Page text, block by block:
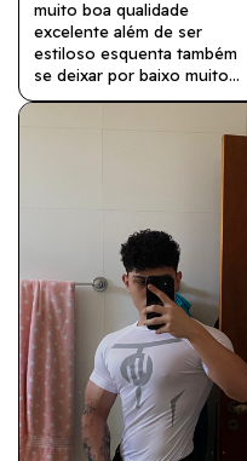
muito boa qualidade
excelente além de ser
estiloso esquenta também
se deixar por baixo muito
boa mesmo parabéns, nas
mesmo tendo 1,85 ela ficou